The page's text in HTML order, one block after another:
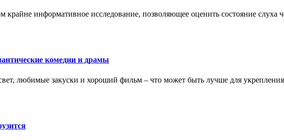
крайне информативное исследование, позволяющее оценить состояние слуха
комедии и драмы
любимые закуски и хороший фильм – что может быть лучше для